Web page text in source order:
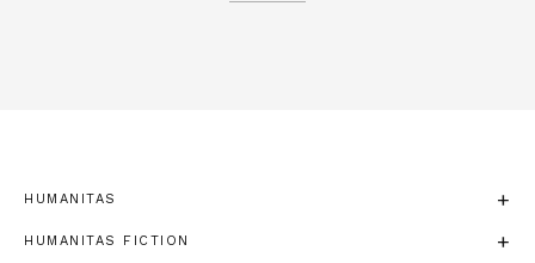
HUMANITAS
HUMANITAS FICTION